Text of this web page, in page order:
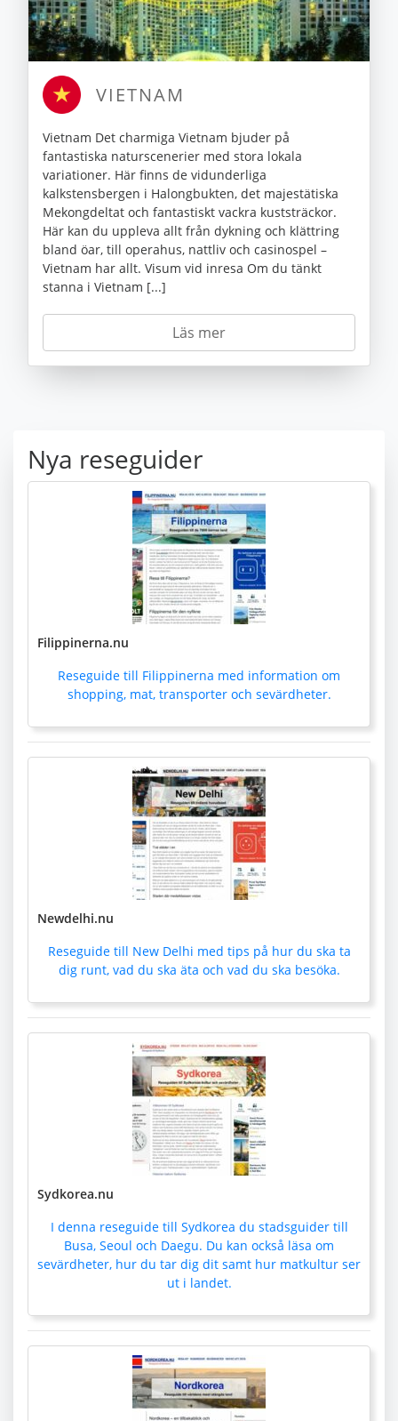
VIETNAM
Vietnam Det charmiga Vietnam bjuder på
fantastiska naturscenerier med stora lokala
variationer. Här finns de vidunderliga
kalkstensbergen i Halongbukten, det majestätiska
Mekongdeltat och fantastiskt vackra kuststräckor.
Här kan du uppleva allt från dykning och klättring
bland öar, till operahus, nattliv och casinospel –
Vietnam har allt. Visum vid inresa Om du tänkt
stanna i Vietnam [...]
Läs mer
Nya reseguider
Filippinerna.nu
Reseguide till Filippinerna med information om
shopping, mat, transporter och sevärdheter.
Newdelhi.nu
Reseguide till New Delhi med tips på hur du ska ta
dig runt, vad du ska äta och vad du ska besöka.
Sydkorea.nu
I denna reseguide till Sydkorea du stadsguider till
Busa, Seoul och Daegu. Du kan också läsa om
sevärdheter, hur du tar dig dit samt hur matkultur ser
ut i landet.